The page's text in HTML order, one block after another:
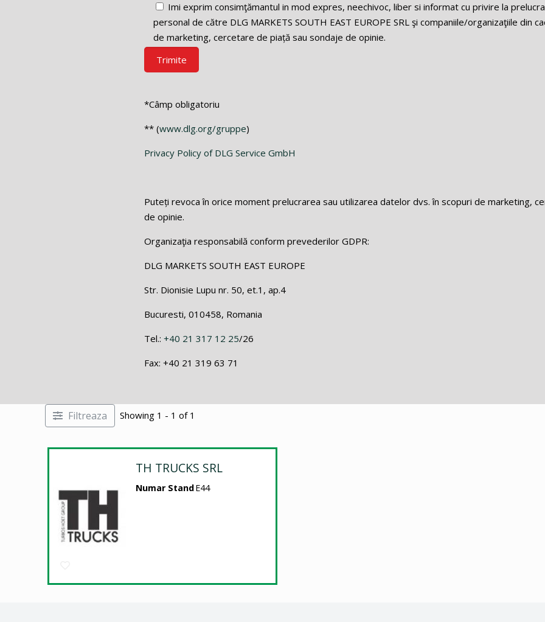
Imi exprim consimţămantul in mod expres, neechivoc, liber si informat cu privire la
personal de către DLG MARKETS SOUTH EAST EUROPE SRL şi companiile/organizaţiile din
de marketing, cercetare de piață sau sondaje de opinie.
*Câmp obligatoriu
** (www.dlg.org/gruppe)
Privacy Policy of DLG Service GmbH
Puteți revoca în orice moment prelucrarea sau utilizarea datelor dvs. în scopuri de marketing,
de opinie.
Organizaţia responsabilă conform prevederilor GDPR:
DLG MARKETS SOUTH EAST EUROPE
Str. Dionisie Lupu nr. 50, et.1, ap.4
Bucuresti, 010458, Romania
Tel.:+40 21 317 12 25/26
Fax: +40 21 319 63 71
Filtreaza Showing 1 - 1 of 1
TH TRUCKS SRL
Numar StandE44